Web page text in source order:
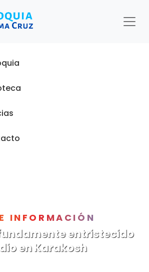
INFORMACIÓN
entristecido
en Karakosh